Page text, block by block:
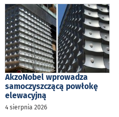
AkzoNobel wprowadza
samoczyszczącą powłokę
elewacyjną
4 sierpnia 2026